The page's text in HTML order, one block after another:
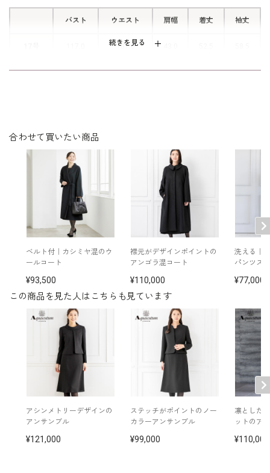
続きを見る
バスト ウエスト 肩幅 着丈 袖丈
107.0
19号 122.0 112.0 44.0 53.0 58.5
表地：ポリエステル100％
裏地：キュプラ100％
洗濯方法：クリーニング
※モデル着用：
イヤリング /
ネックレス /5619896-02
バッグ /5223432-00
※モデル：身長171cm 17号着用
■ワンピース（単位:cm）
バスト 肩幅 袖丈
115.5 42.5 45.5
43.5 45.5
21号 125.5 111.5 127.5 44.5 114.5 45.5
23号 132.5 45.5
この商品を見た人はこちらも見ています
アシンメトリーデザインの
アンサンブル
121,000
ステッチがポイントのノー
カラーアンサンブル
99,000
凛とした
ットのア
110,000
合わせて買いたい商品
ベルト付｜カシミヤ混のウ
ールコート
93,500
襟元がデザインポイントの
アンゴラ混コート
110,000
洗える｜
パンツス
77,000